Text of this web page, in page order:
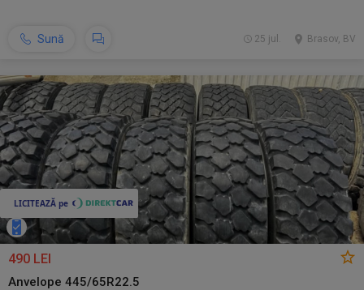
Sună Brasov, BV
25 jul.
490 LEI
Anvelope 445/65R22.5